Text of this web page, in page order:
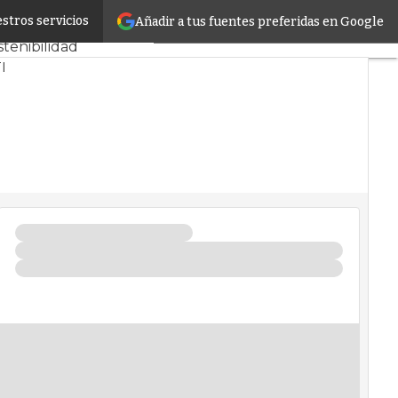
Añadir a tus fuentes preferidas en Google
servicios
y Mercado